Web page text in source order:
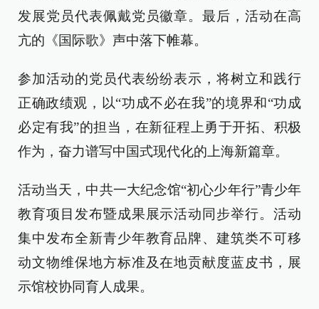
发展党员代表佩戴党员徽章。最后，活动在高
亢的《国际歌》声中落下帷幕。
参加活动的党员代表纷纷表示，将树立和践行
正确政绩观，以“功成不必在我”的境界和“功成
必定有我”的担当，在新征程上勇于开拓、积极
作为，奋力谱写中国式现代化的上海新篇章。
活动当天，中共一大纪念馆“初心少年行”青少年
教育项目发布暨成果展示活动同步举行。活动
集中发布全新青少年教育品牌、建筑类不可移
动文物维保地方标准及在地贡献度蓝皮书，展
示馆校协同育人成果。